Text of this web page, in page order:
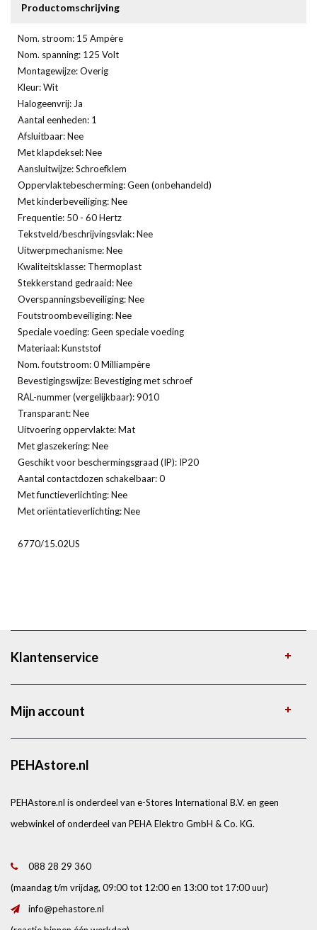
Productomschrijving
Nom. stroom: 15 Ampère
Nom. spanning: 125 Volt
Montagewijze: Overig
Kleur: Wit
Halogeenvrij: Ja
Aantal eenheden: 1
Afsluitbaar: Nee
Met klapdeksel: Nee
Aansluitwijze: Schroefklem
Oppervlaktebescherming: Geen (onbehandeld)
Met kinderbeveiliging: Nee
Frequentie: 50 - 60 Hertz
Tekstveld/beschrijvingsvlak: Nee
Uitwerpmechanisme: Nee
Kwaliteitsklasse: Thermoplast
Stekkerstand gedraaid: Nee
Overspanningsbeveiliging: Nee
Foutstroombeveiliging: Nee
Speciale voeding: Geen speciale voeding
Materiaal: Kunststof
Nom. foutstroom: 0 Milliampère
Bevestigingswijze: Bevestiging met schroef
RAL-nummer (vergelijkbaar): 9010
Transparant: Nee
Uitvoering oppervlakte: Mat
Met glaszekering: Nee
Geschikt voor beschermingsgraad (IP): IP20
Aantal contactdozen schakelbaar: 0
Met functieverlichting: Nee
Met oriëntatieverlichting: Nee
6770/15.02US
Klantenservice
Mijn account
PEHAstore.nl
PEHAstore.nl is onderdeel van e-Stores International B.V. en geen
webwinkel of onderdeel van PEHA Elektro GmbH & Co. KG.
088 28 29 360
(maandag t/m vrijdag, 09:00 tot 12:00 en 13:00 tot 17:00 uur)
info@pehastore.nl